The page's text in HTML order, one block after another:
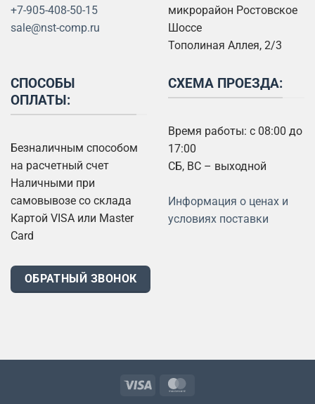
+7-905-408-50-15
sale@nst-comp.ru
микрорайон Ростовское
Шоссе
Тополиная Аллея, 2/3
СПОСОБЫ
ОПЛАТЫ:
Безналичным способом
на расчетный счет
Наличными при
самовывозе со склада
Картой VISA или Master
Card
СХЕМА ПРОЕЗДА:
Время работы: с 08:00 до
17:00
СБ, ВС – выходной
Информация о ценах и
условиях поставки
ОБРАТНЫЙ ЗВОНОК